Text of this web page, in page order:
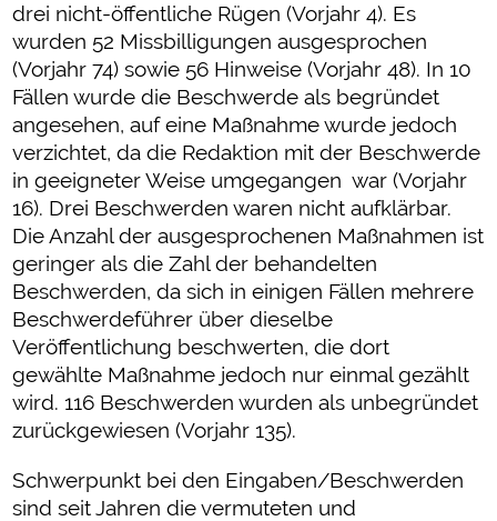
drei nicht-öffentliche Rügen (Vorjahr 4). Es
wurden 52 Missbilligungen ausgesprochen
(Vorjahr 74) sowie 56 Hinweise (Vorjahr 48). In 10
Fällen wurde die Beschwerde als begründet
angesehen, auf eine Maßnahme wurde jedoch
verzichtet, da die Redaktion mit der Beschwerde
in geeigneter Weise umgegangen war (Vorjahr
16). Drei Beschwerden waren nicht aufklärbar.
Die Anzahl der ausgesprochenen Maßnahmen ist
geringer als die Zahl der behandelten
Beschwerden, da sich in einigen Fällen mehrere
Beschwerdeführer über dieselbe
Veröffentlichung beschwerten, die dort
gewählte Maßnahme jedoch nur einmal gezählt
wird. 116 Beschwerden wurden als unbegründet
zurückgewiesen (Vorjahr 135).
Schwerpunkt bei den Eingaben/Beschwerden
sind seit Jahren die vermuteten und